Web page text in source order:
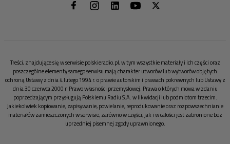
Treści, znajdujące się w serwisie polskieradio.pl, w tym wszystkie materiały i ich części oraz
poszczególne elementy samego serwisu mają charakter utworów lub wytworów objętych
ochroną Ustawy z dnia 4 lutego 1994 r. o prawie autorskim i prawach pokrewnych lub Ustawy z
dnia 30 czerwca 2000 r. Prawo własności przemysłowej. Prawa o których mowa w zdaniu
poprzedzającym przysługują Polskiemu Radiu S.A. w likwidacji lub podmiotom trzecim.
Jakiekolwiek kopiowanie, zapisywanie, powielanie, reprodukowanie oraz rozpowszechnianie
materiałów zamieszczonych w serwisie, zarówno w części, jak i w całości jest zabronione bez
uprzedniej pisemnej zgody uprawnionego.